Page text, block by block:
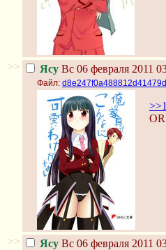
>> Ясу Вс 06 февраля 2011
Файл:
>> Ясу Вс 06 февраля 2011